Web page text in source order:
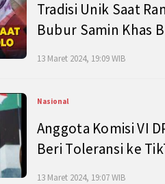
Tradisi Unik Saat
Bubur Samin Khas
13 Maret 2024, 19:09 WIB
Nasional
Anggota Komisi VI
Beri Toleransi ke
13 Maret 2024, 19:07 WIB